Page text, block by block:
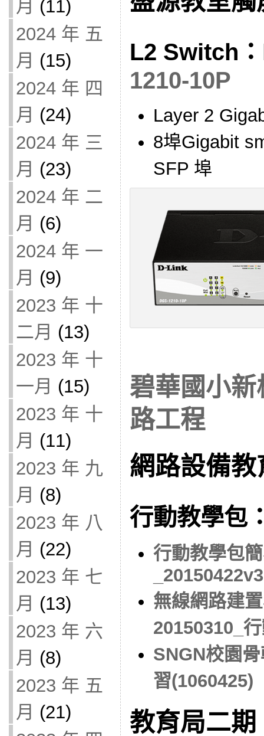
月 (11)
2024 年 五
月 (15)
2024 年 四
月 (24)
2024 年 三
月 (23)
2024 年 二
月 (6)
2024 年 一
月 (9)
2023 年 十
二月 (13)
2023 年 十
一月 (15)
2023 年 十
月 (11)
2023 年 九
月 (8)
2023 年 八
月 (22)
2023 年 七
月 (13)
2023 年 六
月 (8)
2023 年 五
月 (21)
L2 Switch：
1210-10P
Layer 2
8埠Gigabit
SFP 埠
碧華國小
路工程
網路設備
行動教學包
行動教學包
_20150422v3
無線網路建
20150310_
SNGN校園
習(1060425)
教育局二